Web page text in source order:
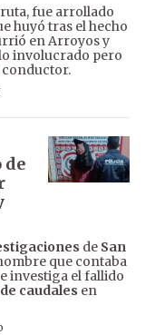
fue arrollado
huyó tras el hecho
en Arroyos y
involucrado pero
conductor.
de
de San
que contaba
investiga el fallido
caudales en